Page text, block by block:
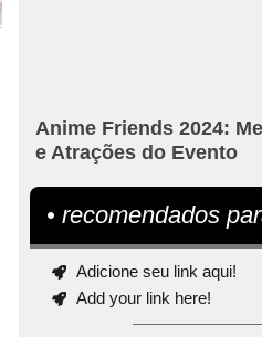
Anime Friends 2024:
e Atrações do Evento
• recomendados
Adicione seu link aqui!
Add your link here!